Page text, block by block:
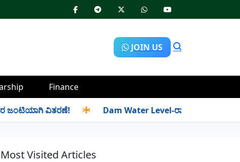
JOIN US
Finance
ವಿತರಣೆ! ✱
Dam Water Level-ರಾಜ್ಯದ ಜಲಾಶಯಗಳಿಗೆ ಒಂದೇ
Most Visited Articles